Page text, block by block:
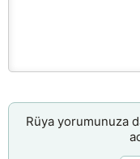
Rüya yorumunuza